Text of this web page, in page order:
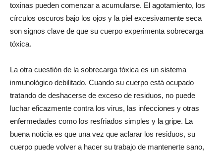
toxinas pueden comenzar a acumularse. El agotamiento, los
círculos oscuros bajo los ojos y la piel excesivamente seca
son signos clave de que su cuerpo experimenta sobrecarga
tóxica.
La otra cuestión de la sobrecarga tóxica es un sistema
inmunológico debilitado. Cuando su cuerpo está ocupado
tratando de deshacerse de exceso de residuos, no puede
luchar eficazmente contra los virus, las infecciones y otras
enfermedades como los resfriados simples y la gripe. La
buena noticia es que una vez que aclarar los residuos, su
cuerpo puede volver a hacer su trabajo de mantenerte sano,